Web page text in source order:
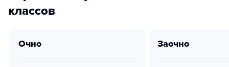
классов
очно заочно